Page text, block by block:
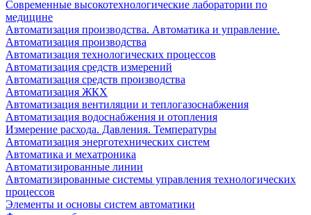
Современные высокотехнологические лаборатории по
медицине
Автоматизация производства. Автоматика и управление.
Автоматизация производства
Автоматизация технологических процессов
Автоматизация средств измерений
Автоматизация средств производства
Автоматизация ЖКХ
Автоматизация вентиляции и теплогазоснабжения
Автоматизация водоснабжения и отопления
Измерение расхода. Давления. Температуры
Автоматизация энерготехнических систем
Автоматика и мехатроника
Автоматизированные линии
Автоматизированные системы управления технологических
процессов
Элементы и основы систем автоматики